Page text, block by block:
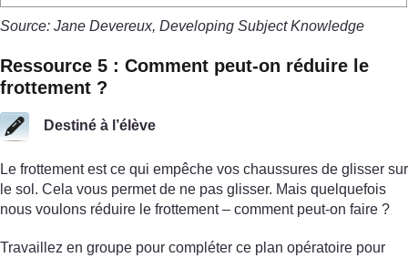
Source: Jane Devereux, Developing Subject Knowledge
Ressource 5 : Comment peut-on réduire le
frottement ?
Destiné à l’élève
Le frottement est ce qui empêche vos chaussures de glisser sur
le sol. Cela vous permet de ne pas glisser. Mais quelquefois
nous voulons réduire le frottement – comment peut-on faire ?
Travaillez en groupe pour compléter ce plan opératoire pour